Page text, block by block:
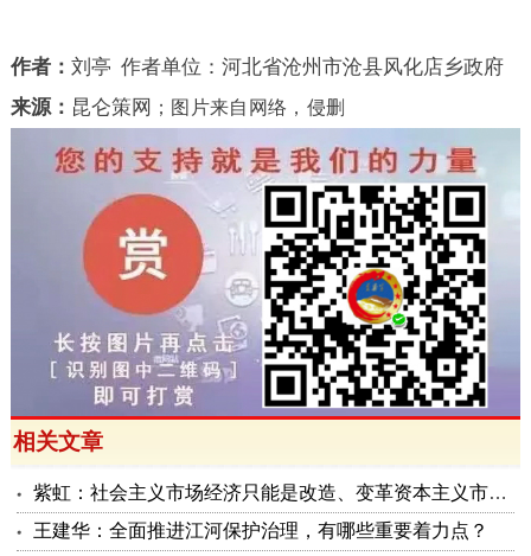
作者： 刘亭 作者单位：河北省沧州市沧县风化店乡政府
来源： 昆仑策网 ； 图片来自网络，侵删
相关文章
紫虹：社会主义市场经济只能是改造、变革资本主义市场经济和封建残余的结果——变革和约束雇佣制
王建华：全面推进江河保护治理，有哪些重要着力点？